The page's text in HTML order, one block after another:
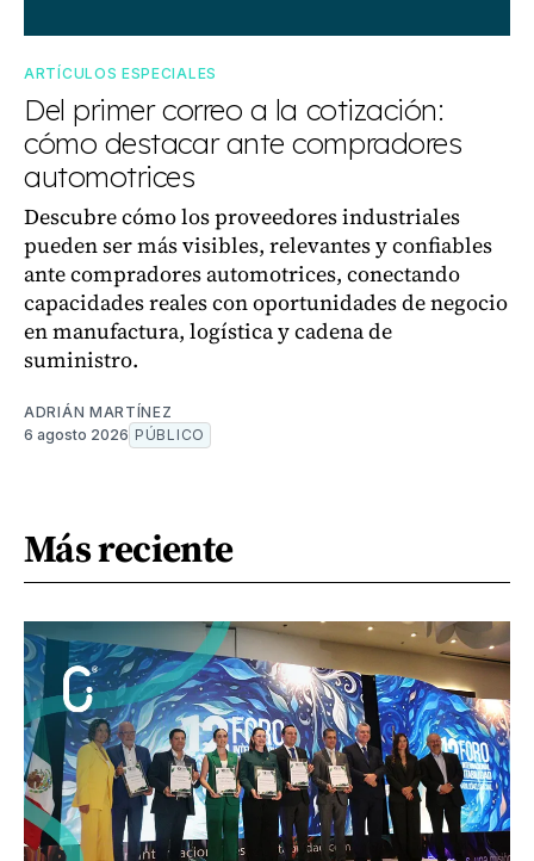
ARTÍCULOS ESPECIALES
Del primer correo a la cotización:
cómo destacar ante compradores
automotrices
Descubre cómo los proveedores industriales
pueden ser más visibles, relevantes y confiables
ante compradores automotrices, conectando
capacidades reales con oportunidades de negocio
en manufactura, logística y cadena de
suministro.
ADRIÁN MARTÍNEZ
6 agosto 2026 PÚBLICO
Más reciente